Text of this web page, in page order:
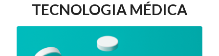
TECNOLOGIA MÉDICA